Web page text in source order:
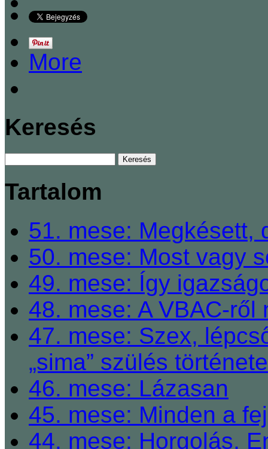
More
Keresés
Tartalom
51. mese: Megkésett,
50. mese: Most vagy
49. mese: Így
48. mese: A VBAC-
47. mese: Szex,
„sima” szülés
46. mese: Lázasan
45. mese: Minden a
44. mese: Horgolás,